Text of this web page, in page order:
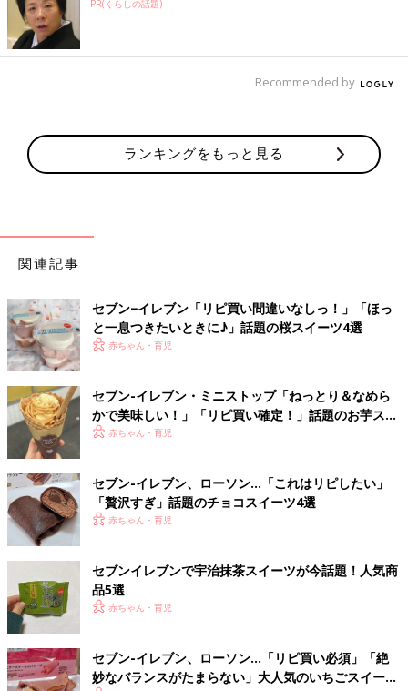
PR(くらしの話題)
Recommended by
ランキングをもっと見る
関連記事
セブン−イレブン「リピ買い間違いなしっ！」「ほっ
と一息つきたいときに♪」話題の桜スイーツ4選
赤ちゃん・育児
セブン-イレブン・ミニストップ「ねっとり＆なめら
かで美味しい！」「リピ買い確定！」話題のお芋スイ
ーツ4選
赤ちゃん・育児
セブン-イレブン、ローソン…「これはリピしたい」
「贅沢すぎ」話題のチョコスイーツ4選
赤ちゃん・育児
セブンイレブンで宇治抹茶スイーツが今話題！人気商
品5選
赤ちゃん・育児
セブン-イレブン、ローソン…「リピ買い必須」「絶
妙なバランスがたまらない」大人気のいちごスイーツ